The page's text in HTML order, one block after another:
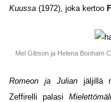
Kuussa (1972), joka kertoo
Mel Gibson ja Helena Bonham
Romeon ja Julian jäljillä
Zeffirelli palasi